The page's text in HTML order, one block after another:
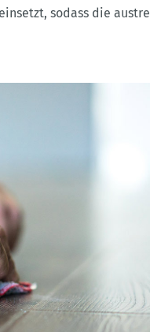
sodass die